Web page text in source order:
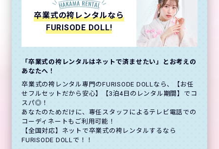
卒業式の袴レンタルなら
FURISODE DOLL!
「卒業式の袴レンタルはネットで済ませたい」とお考えの
あなたへ！
卒業式の袴レンタル専門のFURISODE DOLLなら、【お任
せフルセットだから安心】【3泊4日のレンタル期間】でコ
スパ◎！
あなたのためだけに、専任スタッフによるテレビ電話での
コーディネートもご利用可能！
【全国対応】ネットで卒業式の袴レンタルするなら
FURISODE DOLLで！！